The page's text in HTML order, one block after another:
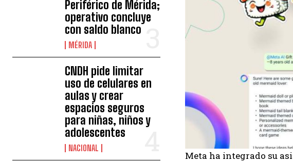
Periférico de Mérida;
operativo concluye
con saldo blanco
MÉRIDA
CNDH pide limitar
uso de celulares en
aulas y crear
espacios seguros
para niñas, niños y
adolescentes
NACIONAL
Meta ha integrado su